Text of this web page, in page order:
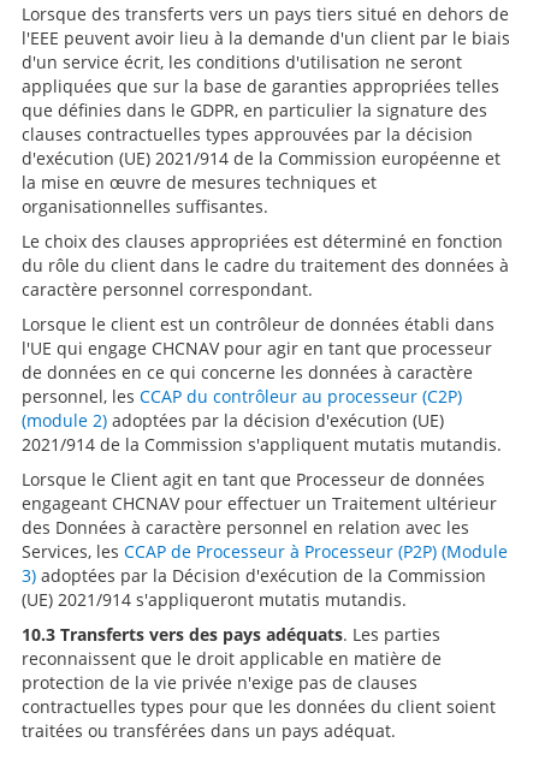
Lorsque des transferts vers un pays tiers situé en dehors de
l'EEE peuvent avoir lieu à la demande d'un client par le biais
d'un service écrit, les conditions d'utilisation ne seront
appliquées que sur la base de garanties appropriées telles
que définies dans le GDPR, en particulier la signature des
clauses contractuelles types approuvées par la décision
d'exécution (UE) 2021/914 de la Commission européenne et
la mise en œuvre de mesures techniques et
organisationnelles suffisantes.
Le choix des clauses appropriées est déterminé en fonction
du rôle du client dans le cadre du traitement des données à
caractère personnel correspondant.
Lorsque le client est un contrôleur de données établi dans
l'UE qui engage CHCNAV pour agir en tant que processeur
de données en ce qui concerne les données à caractère
personnel, lesCCAP du contrôleur au processeur (C2P)
(module 2) adoptées par la décision d'exécution (UE)
2021/914 de la Commission s'appliquent mutatis mutandis.
Lorsque le Client agit en tant que Processeur de données
engageant CHCNAV pour effectuer un Traitement ultérieur
des Données à caractère personnel en relation avec les
Services, lesCCAP de Processeur à Processeur (P2P) (Module
3) adoptées par la Décision d'exécution de la Commission
(UE) 2021/914 s'appliqueront mutatis mutandis.
10.3 Transferts vers des pays adéquats. Les parties
reconnaissent que le droit applicable en matière de
protection de la vie privée n'exige pas de clauses
contractuelles types pour que les données du client soient
traitées ou transférées dans un pays adéquat.